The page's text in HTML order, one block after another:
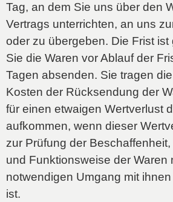
Tag, an dem Sie uns über den
Vertrags unterrichten, an uns
oder zu übergeben. Die Frist ist
Sie die Waren vor Ablauf der
Tagen absenden. Sie tragen
Kosten der Rücksendung der
für einen etwaigen Wertverlust
aufkommen, wenn dieser
zur Prüfung der
und Funktionsweise der Waren
notwendigen Umgang mit
ist.